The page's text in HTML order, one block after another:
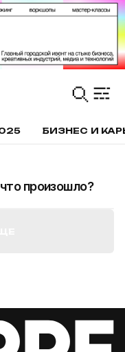
БИЗНЕС И
произошло?